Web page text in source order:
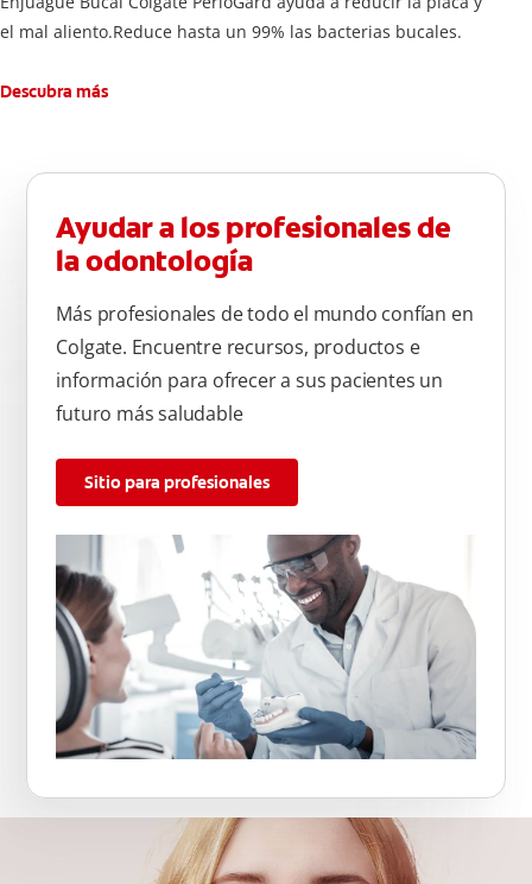
el mal aliento.Reduce hasta un 99% las bacterias bucales.
Descubra más
Ayudar a los profesionales de
la odontología
Más profesionales de todo el mundo confían en
Colgate. Encuentre recursos, productos e
información para ofrecer a sus pacientes un
futuro más saludable
Sitio para profesionales